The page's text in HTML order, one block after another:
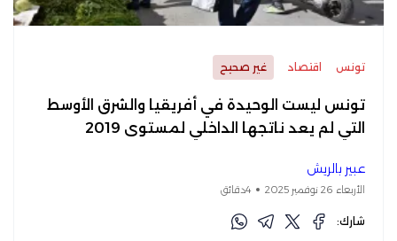
تونس اقتصاد غير صحيح
تونس ليست الوحيدة في أفريقيا والشرق الأوسط
التي لم يعد ناتجها الداخلي لمستوى 2019
عبير بالريش
الأربعاء 26 نوفمبر 2025 4دقائق
شارك: